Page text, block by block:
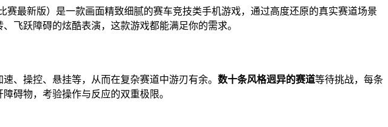
赛最新版）是一款画面精致细腻的赛车竞技类手机游戏，通过高度还原的真实赛道场景
飞跃障碍的炫酷表演，这款游戏都能满足你的需求。
、操控、悬挂等，从而在复杂赛道中游刃有余。 数十条风格迥异的赛道等待挑战，每条
碍物，考验操作与反应的双重极限。